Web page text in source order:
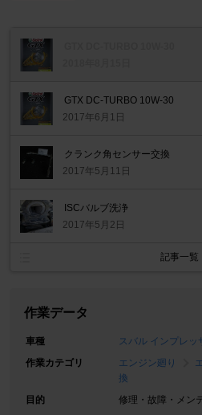
GTX DC-TURBO 10W-30
2017年6月1日
クランク角センサー交換
2017年5月11日
ISCバルブ洗浄
2017年5月2日
記事一覧
作業データ
車種
スバル インプレッ
作業カテゴリ
エンジン廻り
換
目的
修理・故障・メン